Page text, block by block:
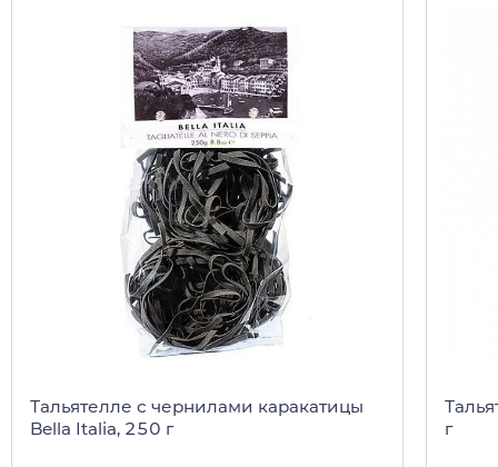
Тальятелле с чернилами каракатицы
Bella Italia, 250 г
г